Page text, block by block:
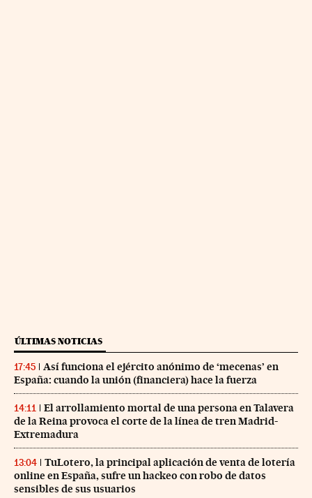
ÚLTIMAS NOTICIAS
17:45
Así funciona el ejército anónimo de ‘mecenas’ en
España: cuando la unión (financiera) hace la fuerza
14:11
El arrollamiento mortal de una persona en Talavera
de la Reina provoca el corte de la línea de tren Madrid-
Extremadura
13:04
TuLotero, la principal aplicación de venta de lotería
online en España, sufre un hackeo con robo de datos
sensibles de sus usuarios